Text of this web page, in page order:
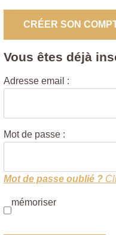
CRÉER SON
Vous êtes déjà
Adresse email :
Mot de passe :
Mot de passe oublié ?
mémoriser